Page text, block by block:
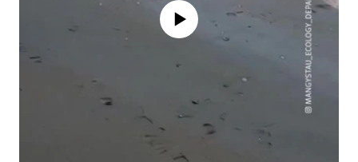
No media source currently available